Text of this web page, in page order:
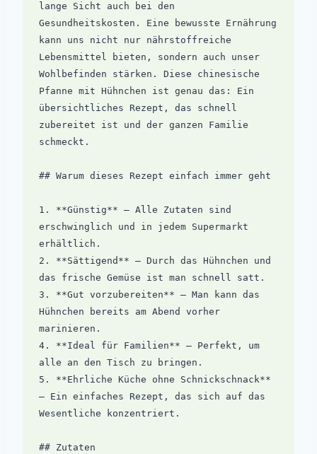
lange Sicht auch bei den
Gesundheitskosten. Eine bewusste Ernährung
kann uns nicht nur nährstoffreiche
Lebensmittel bieten, sondern auch unser
Wohlbefinden stärken. Diese chinesische
Pfanne mit Hühnchen ist genau das: Ein
übersichtliches Rezept, das schnell
zubereitet ist und der ganzen Familie
schmeckt.
## Warum dieses Rezept einfach immer geht
1. **Günstig** – Alle Zutaten sind
erschwinglich und in jedem Supermarkt
erhältlich.
2. **Sättigend** – Durch das Hühnchen und
das frische Gemüse ist man schnell satt.
3. **Gut vorzubereiten** – Man kann das
Hühnchen bereits am Abend vorher
marinieren.
4. **Ideal für Familien** – Perfekt, um
alle an den Tisch zu bringen.
5. **Ehrliche Küche ohne Schnickschnack**
– Ein einfaches Rezept, das sich auf das
Wesentliche konzentriert.
## Zutaten